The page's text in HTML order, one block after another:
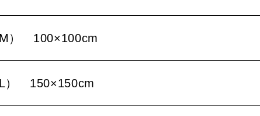
M） 100×100cm
L） 150×150cm